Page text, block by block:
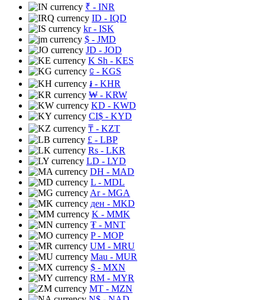
₹ - INR
ID - IQD
kr- ISK
$ - JMD
JD - JOD
K Sh - KES
⃀ - KGS
៛ - KHR
₩ - KRW
KD - KWD
CI$ - KYD
₸ - KZT
£ - LBP
Rs - LKR
LD - LYD
DH - MAD
L - MDL
Ar- MGA
ден - MKD
K - MMK
₮ - MNT
P- MOP
UM - MRU
Mau - MUR
$ - MXN
RM - MYR
MT - MZN